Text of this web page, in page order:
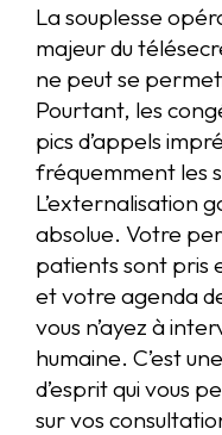
La souplesse
majeur du
ne peut se
Pourtant, les
pics d’appels
fréquemment les
L’externalisation
absolue. Votre
patients sont pris
et votre agenda
vous n’ayez à
humaine. C’est
d’esprit qui vous
sur vos